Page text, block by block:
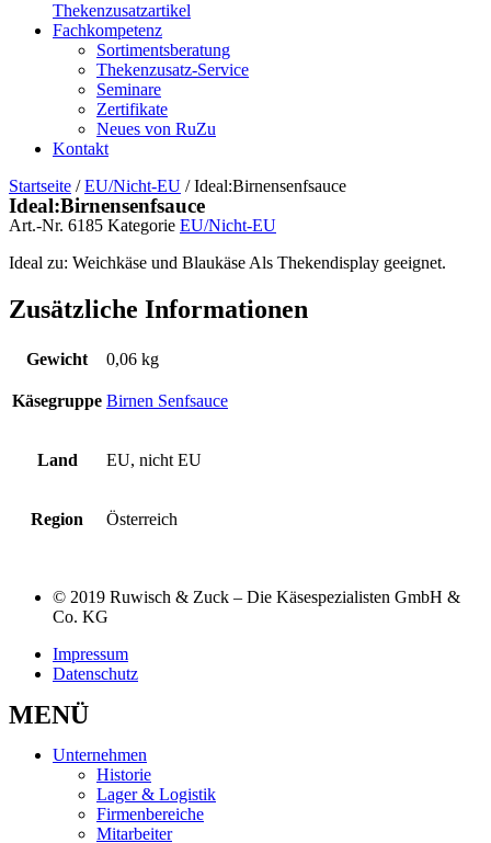
Thekenzusatzartikel
Fachkompetenz
Sortimentsberatung
Thekenzusatz-Service
Seminare
Zertifikate
Neues von RuZu
Kontakt
Startseite /EU/Nicht-EU / Ideal:Birnensenfsauce
Ideal:Birnensenfsauce
Art.-Nr. 6185 Kategorie EU/Nicht-EU
Ideal zu: Weichkäse und Blaukäse Als Thekendisplay geeignet.
Zusätzliche Informationen
Gewicht 0,06 kg
Käsegruppe Birnen Senfsauce
Land EU, nicht EU
Region Österreich
© 2019 Ruwisch & Zuck – Die Käsespezialisten GmbH &
Co. KG
Impressum
Datenschutz
MENÜ
Unternehmen
Historie
Lager & Logistik
Firmenbereiche
Mitarbeiter